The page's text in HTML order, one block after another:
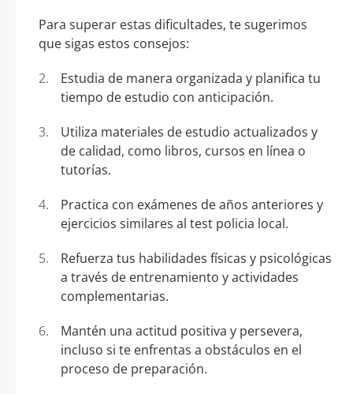
Para superar estas dificultades, te sugerimos
que sigas estos consejos:
Estudia de manera organizada y planifica tu
tiempo de estudio con anticipación.
Utiliza materiales de estudio actualizados y
de calidad, como libros, cursos en línea o
tutorías.
Practica con exámenes de años anteriores y
ejercicios similares al test policia local.
Refuerza tus habilidades físicas y psicológicas
a través de entrenamiento y actividades
complementarias.
Mantén una actitud positiva y persevera,
incluso si te enfrentas a obstáculos en el
proceso de preparación.